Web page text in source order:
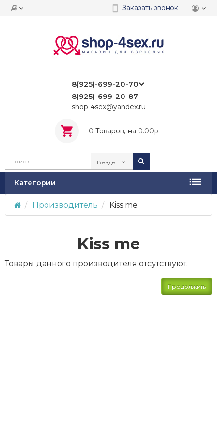
Заказать звонок
8(925)-699-20-70
8(925)-699-20-87
shop-4sex@yandex.ru
0 Tоваров, на 0.00р.
Везде
Категории
Производитель Kiss me
Kiss me
Товары данного производителя отсутствуют.
Продолжить